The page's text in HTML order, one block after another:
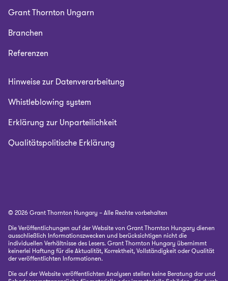
Grant Thornton Ungarn
Branchen
Referenzen
Hinweise zur Datenverarbeitung
Whistleblowing system
Erklärung zur Unparteilichkeit
Qualitätspolitische Erklärung
© 2026 Grant Thornton Hungary – Alle Rechte vorbehalten
Die Veröffentlichungen auf der Website von Grant Thornton Hungary dienen
ausschließlich Informationszwecken und berücksichtigen nicht die
individuellen Verhältnisse des Lesers. Grant Thornton Hungary übernimmt
keinerlei Haftung für die Aktualität, Korrektheit, Vollständigkeit oder Qualität
der veröffentlichten Informationen.
Die auf der Website veröffentlichten Analysen stellen keine Beratung dar und